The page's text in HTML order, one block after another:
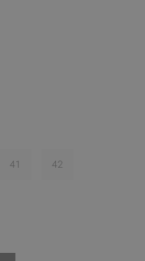
41 42